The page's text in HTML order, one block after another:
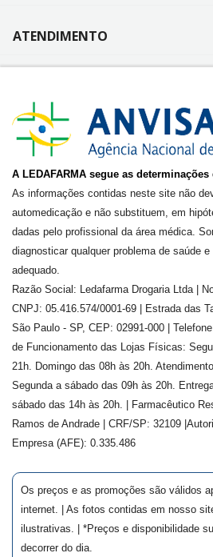
ATENDIMENTO
A LEDAFARMA segue as determinações
As informações contidas neste site não
automedicação e não substituem, em
dadas pelo profissional da área médica.
diagnosticar qualquer problema de saúde
adequado.
Razão Social: Ledafarma Drogaria Ltda |
CNPJ: 05.416.574/0001-69 | Estrada das
São Paulo - SP, CEP: 02991-000 |
de Funcionamento das Lojas Físicas:
21h. Domingo das 08h às 20h.
Segunda a sábado das 09h às 20h.
sábado das 14h às 20h. | Farmacêutico
Ramos de Andrade
| CRF/SP: 32109
Empresa (AFE): 0.335.486
Os preços e as promoções são válidos
internet. | As fotos contidas em nosso
ilustrativas. | *Preços e disponibilidade
decorrer do dia.